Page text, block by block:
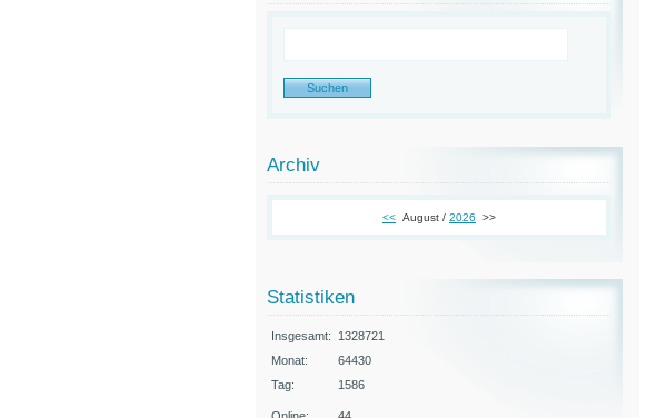
Archiv
<< August / 2026 >>
Statistiken
Insgesamt:
1328721
Monat:
64430
Tag:
1586